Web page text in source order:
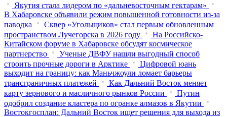
Якутия стала лидером по «дальневосточным гектарам»
В Хабаровске объявили режим повышенной готовности из‑за
паводка
Сквер «Угольщиков» стал первым обновленным
пространством Лучегорска в 2026 году
На Российско-
Китайском форуме в Хабаровске обсудят космическое
партнерство
Ученые ДВФУ нашли выгодный способ
строить прочные дороги в Арктике
Цифровой юань
выходит на границу: как Маньчжоули ломает барьеры
трансграничных платежей
Как Дальний Восток меняет
карту зернового и масличного рынков России
Путин
одобрил создание кластера по огранке алмазов в Якутии
Востокгосплан: Дальний Восток ищет решения для выхода из